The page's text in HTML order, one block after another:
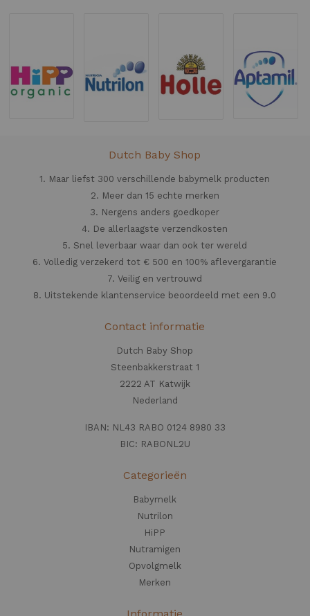
Dutch Baby Shop
1. Maar liefst 300 verschillende babymelk producten
2. Meer dan 15 echte merken
3. Nergens anders goedkoper
4. De allerlaagste verzendkosten
5. Snel leverbaar waar dan ook ter wereld
6. Volledig verzekerd tot € 500 en 100% aflevergarantie
7. Veilig en vertrouwd
8. Uitstekende klantenservice beoordeeld met een 9.0
Contact informatie
Dutch Baby Shop
Steenbakkerstraat 1
2222 AT Katwijk
Nederland
IBAN: NL43 RABO 0124 8980 33
BIC: RABONL2U
Categorieën
Babymelk
Nutrilon
HiPP
Nutramigen
Opvolgmelk
Merken
Informatie